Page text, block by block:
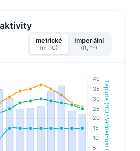
metrické
(m, °C)
Imperiální
(ft, °F)